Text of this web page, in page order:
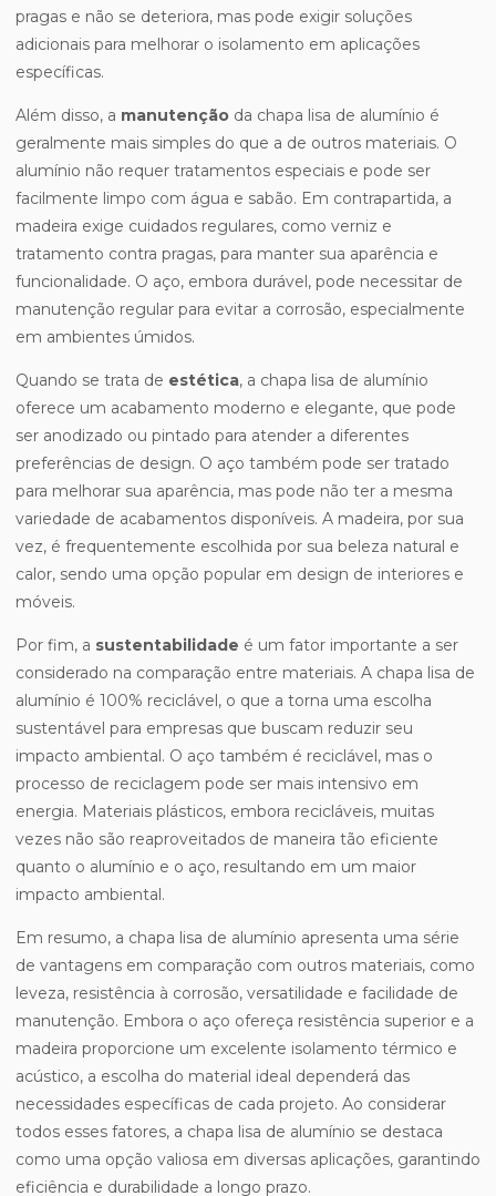
pragas e não se deteriora, mas pode exigir soluções
adicionais para melhorar o isolamento em aplicações
específicas.
Além disso, a manutenção da chapa lisa de alumínio é
geralmente mais simples do que a de outros materiais. O
alumínio não requer tratamentos especiais e pode ser
facilmente limpo com água e sabão. Em contrapartida, a
madeira exige cuidados regulares, como verniz e
tratamento contra pragas, para manter sua aparência e
funcionalidade. O aço, embora durável, pode necessitar de
manutenção regular para evitar a corrosão, especialmente
em ambientes úmidos.
Quando se trata de estética, a chapa lisa de alumínio
oferece um acabamento moderno e elegante, que pode
ser anodizado ou pintado para atender a diferentes
preferências de design. O aço também pode ser tratado
para melhorar sua aparência, mas pode não ter a mesma
variedade de acabamentos disponíveis. A madeira, por sua
vez, é frequentemente escolhida por sua beleza natural e
calor, sendo uma opção popular em design de interiores e
móveis.
Por fim, a sustentabilidade é um fator importante a ser
considerado na comparação entre materiais. A chapa lisa de
alumínio é 100% reciclável, o que a torna uma escolha
sustentável para empresas que buscam reduzir seu
impacto ambiental. O aço também é reciclável, mas o
processo de reciclagem pode ser mais intensivo em
energia. Materiais plásticos, embora recicláveis, muitas
vezes não são reaproveitados de maneira tão eficiente
quanto o alumínio e o aço, resultando em um maior
impacto ambiental.
Em resumo, a chapa lisa de alumínio apresenta uma série
de vantagens em comparação com outros materiais, como
leveza, resistência à corrosão, versatilidade e facilidade de
manutenção. Embora o aço ofereça resistência superior e a
madeira proporcione um excelente isolamento térmico e
acústico, a escolha do material ideal dependerá das
necessidades específicas de cada projeto. Ao considerar
todos esses fatores, a chapa lisa de alumínio se destaca
como uma opção valiosa em diversas aplicações, garantindo
eficiência e durabilidade a longo prazo.